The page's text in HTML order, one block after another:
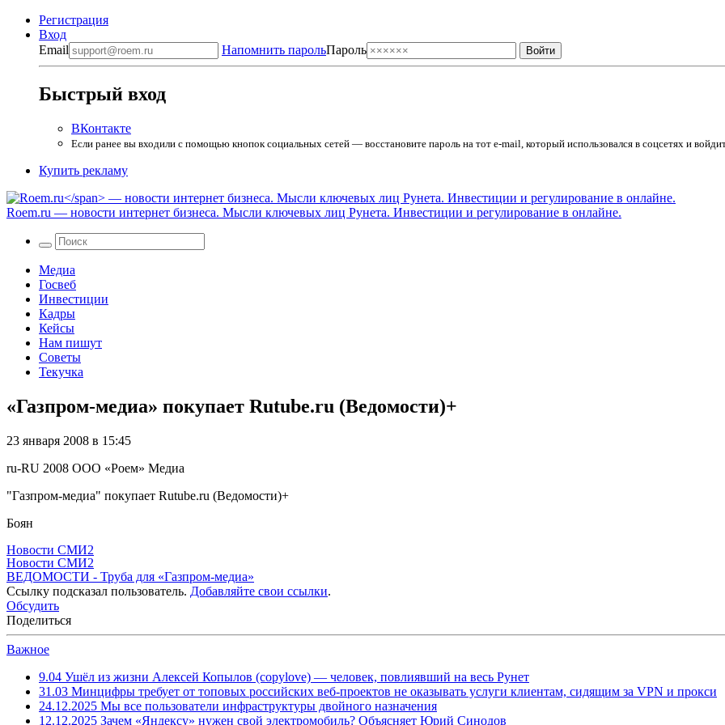
Регистрация
Вход
Email
Напомнить парольПароль
Быстрый вход
ВКонтакте
Если ранее вы входили с помощью кнопок социальных сетей — восстановите пароль на тот e-mail, который использовался в соцсетях и
Купить рекламу
Roem.ru — новости интернет бизнеса. Мысли ключевых лиц Рунета. Инвестиции и регулирование в онлайне.
Медиа
Госвеб
Инвестиции
Кадры
Кейсы
Нам пишут
Советы
Текучка
«Газпром-медиа» покупает Rutube.ru (Ведомости)+
23 января 2008 в 15:45
ru-RU 2008 ООО «Роем» Медиа
"Газпром-медиа" покупает Rutube.ru (Ведомости)+
Боян
Новости СМИ2
Новости СМИ2
ВЕДОМОСТИ - Труба для «Газпром-медиа»
Ссылку подсказал пользователь. Добавляйте свои ссылки.
Обсудить
Поделиться
Важное
9.04 Ушёл из жизни Алексей Копылов (copylove) — человек, повлиявший на весь Рунет
31.03 Минцифры требует от топовых российских веб-проектов не оказывать услуги клиентам, сидящим за VPN и прокси
24.12.2025 Мы все пользователи инфраструктуры двойного назначения
12.12.2025 Зачем «Яндексу» нужен свой электромобиль? Объясняет Юрий Синодов